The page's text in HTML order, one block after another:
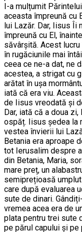
I-a mulțumit
aceasta împreună cu
lui Lazăr. Dar, Iisus
împreună cu El,
săvârșită. Acest
în rugăciunile mai
ceea ce ne-a dat, ne
acestea, a strigat cu
arătat în ușa
iată că era viu.
de Iisus vreodată și
Dar, iată că a doua
ospăț. Iisus ședea la
vestea învierii lui
Betania era aproape
tot Ierusalim despre
din Betania, Maria,
mare preț, un
semiprețioasă
care după evaluarea
sute de dinari.
vremea acea era de
plata pentru trei sute
pe părul capului și